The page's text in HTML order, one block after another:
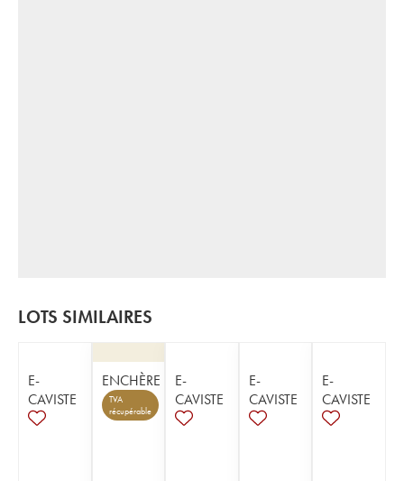
LOTS SIMILAIRES
E-
CAVISTE
ENCHÈRE
TVA
récupérable
E-
CAVISTE
E-
CAVISTE
E-
CAVISTE